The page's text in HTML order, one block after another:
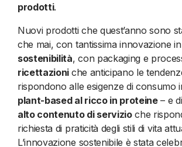
prodotti.
Nuovi prodotti che quest’anno sono
che mai, con tantissima innovazione
sostenibilità, con packaging e
ricettazioni che anticipano le
rispondono alle esigenze di consumo
plant-based al ricco in proteine– e
alto contenuto di servizioche
richiesta di praticità degli stili di vita
L’innovazione sostenibile è stata